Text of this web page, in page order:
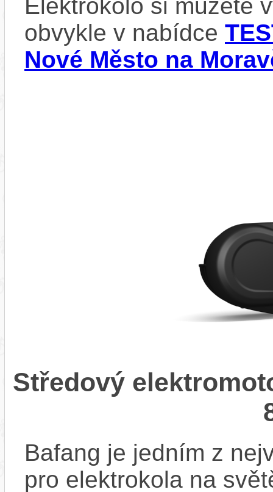
Elektrokolo si můžete
obvykle v nabídce
Nové Město na
Středový
Bafang je jedním z
pro elektrokola na